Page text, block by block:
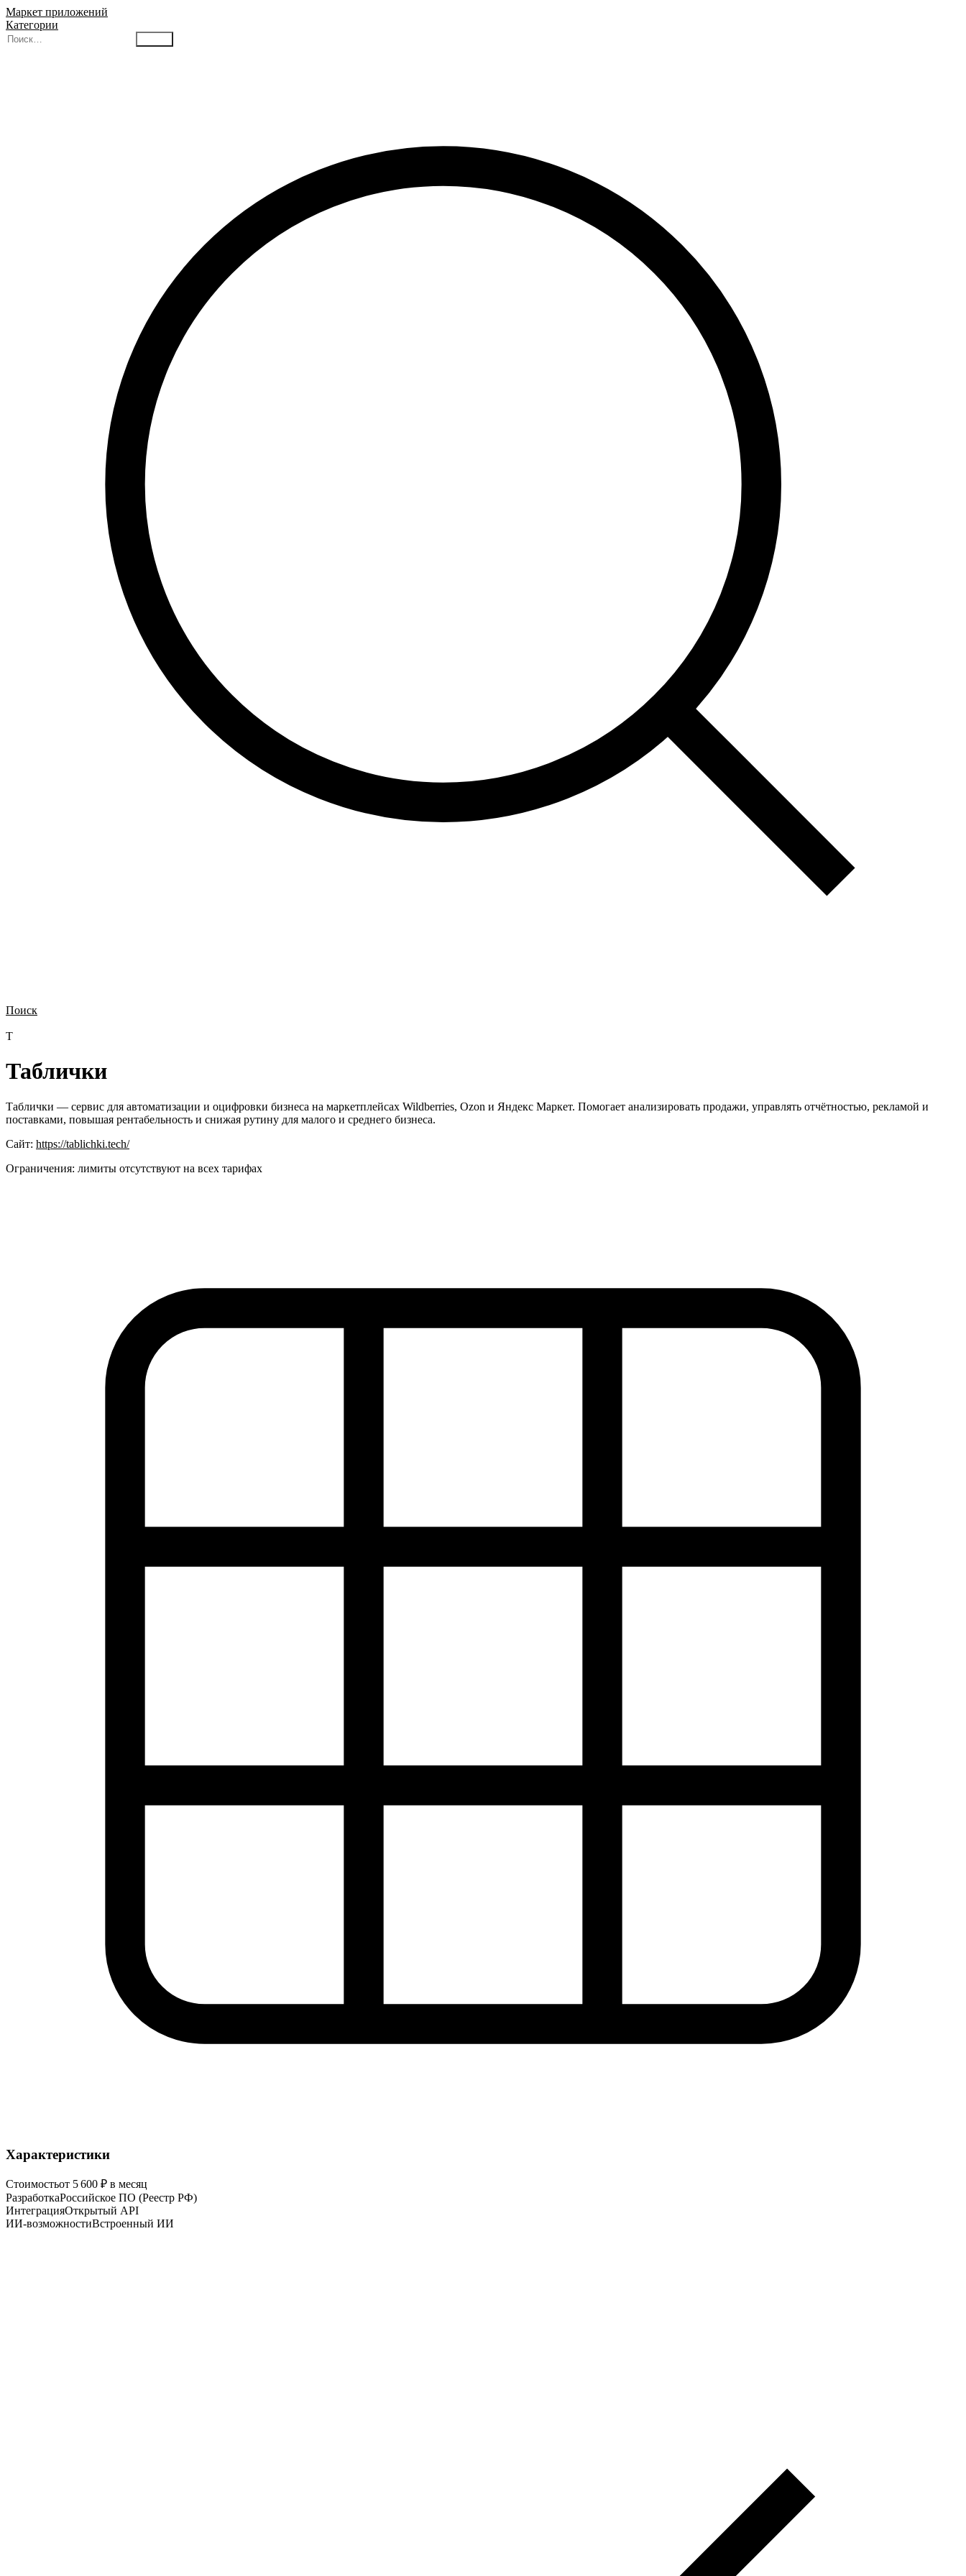
Маркет приложений
Категории
Поиск
Т
Таблички
Таблички — сервис для автоматизации и оцифровки бизнеса на маркетплейсах Wildberries, Ozon и Яндекс Маркет. Помогает анализировать продажи, управлять отчётностью, рекламой и
поставками, повышая рентабельность и снижая рутину для малого и среднего бизнеса.
Сайт: https://tablichki.tech/
Ограничения: лимиты отсутствуют на всех тарифах
Характеристики
Стоимостьот 5 600 ₽ в месяц
РазработкаРоссийское ПО (Реестр РФ)
ИнтеграцияОткрытый API
ИИ-возможностиВстроенный ИИ